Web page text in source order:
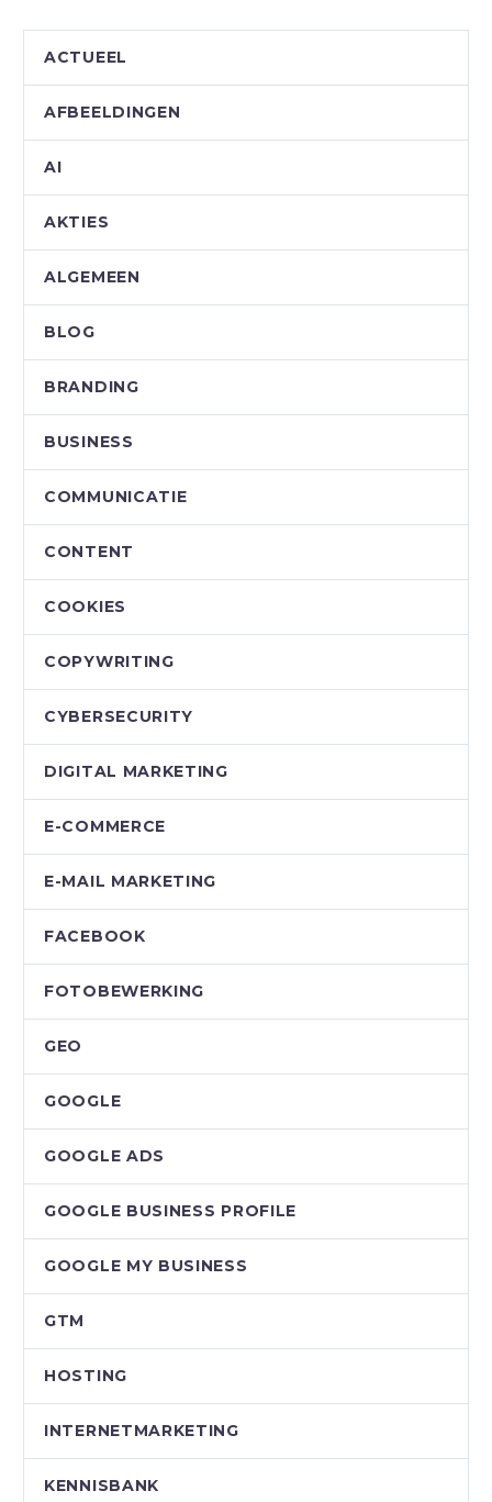
ACTUEEL
AFBEELDINGEN
AI
AKTIES
ALGEMEEN
BLOG
BRANDING
BUSINESS
COMMUNICATIE
CONTENT
COOKIES
COPYWRITING
CYBERSECURITY
DIGITAL MARKETING
E-COMMERCE
E-MAIL MARKETING
FACEBOOK
FOTOBEWERKING
GEO
GOOGLE
GOOGLE ADS
GOOGLE BUSINESS PROFILE
GOOGLE MY BUSINESS
GTM
HOSTING
INTERNETMARKETING
KENNISBANK